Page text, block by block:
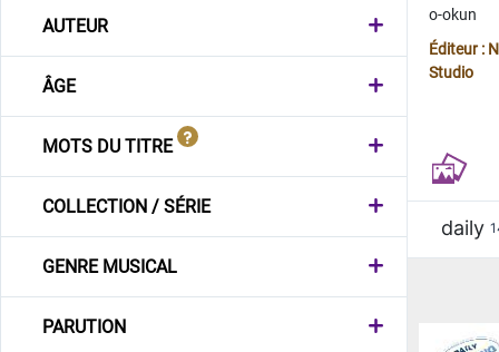
AUTEUR
ÂGE
MOTS DU TITRE
COLLECTION / SÉRIE
GENRE MUSICAL
PARUTION
o-okun
Éditeur :
Studio
daily